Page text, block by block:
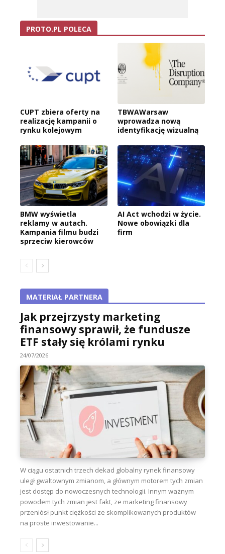
PROTO.PL POLECA
CUPT zbiera oferty na
realizację kampanii o
rynku kolejowym
TBWAWarsaw
wprowadza nową
identyfikację wizualną
BMW wyświetla
reklamy w autach.
Kampania filmu budzi
sprzeciw kierowców
AI Act wchodzi w życie.
Nowe obowiązki dla
firm
MATERIAŁ PARTNERA
Jak przejrzysty marketing
finansowy sprawił, że fundusze
ETF stały się królami rynku
24/07/2026
W ciągu ostatnich trzech dekad globalny rynek finansowy
uległ gwałtownym zmianom, a głównym motorem tych zmian
jest dostęp do nowoczesnych technologii. Innym ważnym
powodem tych zmian jest fakt, że marketing finansowy
przeniósł punkt ciężkości ze skomplikowanych produktów
na proste inwestowanie...